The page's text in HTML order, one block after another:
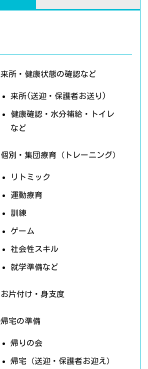
来所・健康状態の確認など
来所(送迎・保護者お送り)
健康確認・水分補給・トイレ
など
個別・集団療育（トレーニング）
リトミック
運動療育
訓練
ゲーム
社会性スキル
就学準備など
お片付け・身支度
帰宅の準備
帰りの会
帰宅（送迎・保護者お迎え）